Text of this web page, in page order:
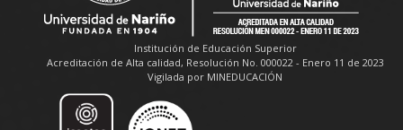
Institución de Educación Superior
Acreditación de Alta calidad, Resolución No. 000022 - Enero 11 de 2023
Vigilada por MINEDUCACIÓN